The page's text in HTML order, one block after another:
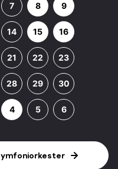
7 8 9
14 15 16
21 22 23
28 29 30
4 5 6